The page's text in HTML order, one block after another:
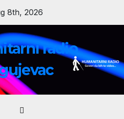
8th, 2026
radio